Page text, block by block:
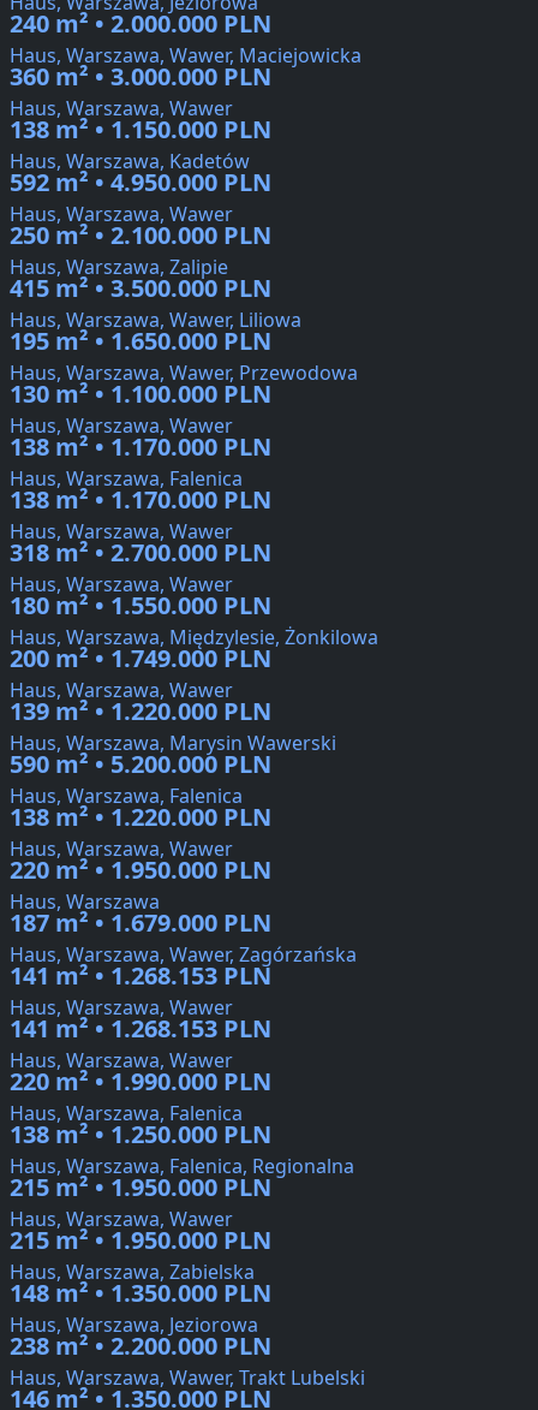
240 m² • 2.000.000 PLN
Haus, Warszawa, Wawer, Maciejowicka
360 m² • 3.000.000 PLN
Haus, Warszawa, Wawer
138 m² • 1.150.000 PLN
Haus, Warszawa, Kadetów
592 m² • 4.950.000 PLN
Haus, Warszawa, Wawer
250 m² • 2.100.000 PLN
Haus, Warszawa, Zalipie
415 m² • 3.500.000 PLN
Haus, Warszawa, Wawer, Liliowa
195 m² • 1.650.000 PLN
Haus, Warszawa, Wawer, Przewodowa
130 m² • 1.100.000 PLN
Haus, Warszawa, Wawer
138 m² • 1.170.000 PLN
Haus, Warszawa, Falenica
138 m² • 1.170.000 PLN
Haus, Warszawa, Wawer
318 m² • 2.700.000 PLN
Haus, Warszawa, Wawer
180 m² • 1.550.000 PLN
Haus, Warszawa, Międzylesie, Żonkilowa
200 m² • 1.749.000 PLN
Haus, Warszawa, Wawer
139 m² • 1.220.000 PLN
Haus, Warszawa, Marysin Wawerski
590 m² • 5.200.000 PLN
Haus, Warszawa, Falenica
138 m² • 1.220.000 PLN
Haus, Warszawa, Wawer
220 m² • 1.950.000 PLN
Haus, Warszawa
187 m² • 1.679.000 PLN
Haus, Warszawa, Wawer, Zagórzańska
141 m² • 1.268.153 PLN
Haus, Warszawa, Wawer
141 m² • 1.268.153 PLN
Haus, Warszawa, Wawer
220 m² • 1.990.000 PLN
Haus, Warszawa, Falenica
138 m² • 1.250.000 PLN
Haus, Warszawa, Falenica, Regionalna
215 m² • 1.950.000 PLN
Haus, Warszawa, Wawer
215 m² • 1.950.000 PLN
Haus, Warszawa, Zabielska
148 m² • 1.350.000 PLN
Haus, Warszawa, Jeziorowa
238 m² • 2.200.000 PLN
Haus, Warszawa, Wawer, Trakt Lubelski
146 m² • 1.350.000 PLN